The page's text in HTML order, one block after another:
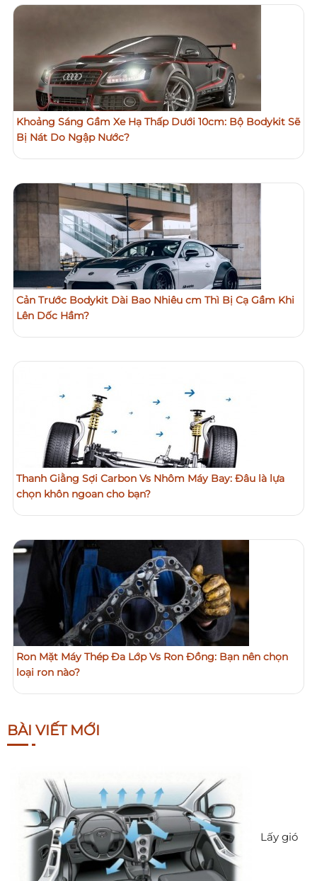
Khoảng Sáng Gầm Xe Hạ Thấp Dưới 10cm: Bộ Bodykit Sẽ
Bị Nát Do Ngập Nước?
Cản Trước Bodykit Dài Bao Nhiêu cm Thì Bị Cạ Gầm Khi
Lên Dốc Hầm?
Thanh Giằng Sợi Carbon Vs Nhôm Máy Bay: Đâu là lựa
chọn khôn ngoan cho bạn?
Ron Mặt Máy Thép Đa Lớp Vs Ron Đồng: Bạn nên chọn
loại ron nào?
BÀI VIẾT MỚI
Lấy gió